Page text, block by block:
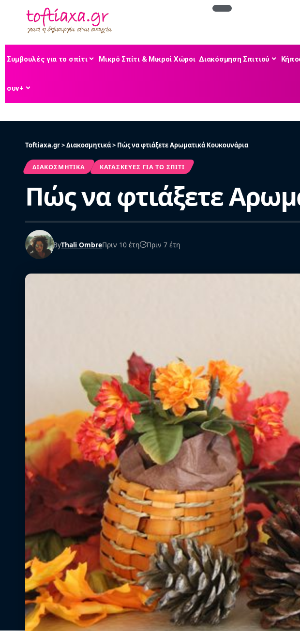
Συμβουλές για το σπίτι Μικρό Σπίτι & Μικροί Χώροι Διακόσμηση Σπιτιού
συν+
Toftiaxa.gr>Διακοσμητικά> Πώς να φτιάξετε Αρωματικά Κουκουνάρια
ΔΙΑΚΟΣΜΗΤΙΚΆ ΚΑΤΑΣΚΕΥΈΣ ΓΙΑ ΤΟ ΣΠΊΤΙ
Πώς να φτιάξετε
ByThali OmbreΠριν 10 έτη Πριν 7 έτη